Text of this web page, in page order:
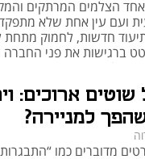
אחד הצלמים המרתקים
ועם עין אחת שלא
חדשות, לחמוק מתחת
ברגישות את פני
הוא משתתף
ארוכים:
למניירה?
מדוברים כמו